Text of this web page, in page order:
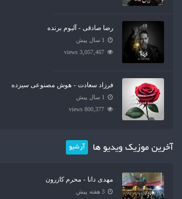
رضا صادقی - آلبوم برنده
1 سال پیش
3,057,467 views
فرزاد سعادت - هوش مصنوعی سیزده
1 سال پیش
800,377 views
آخرین موزیک ویدیو ها آرشیو
مهدی دانا - محرم کازرون
3 هفته پیش